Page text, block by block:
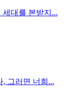
세대를 본받지...
, 그러면 너희...